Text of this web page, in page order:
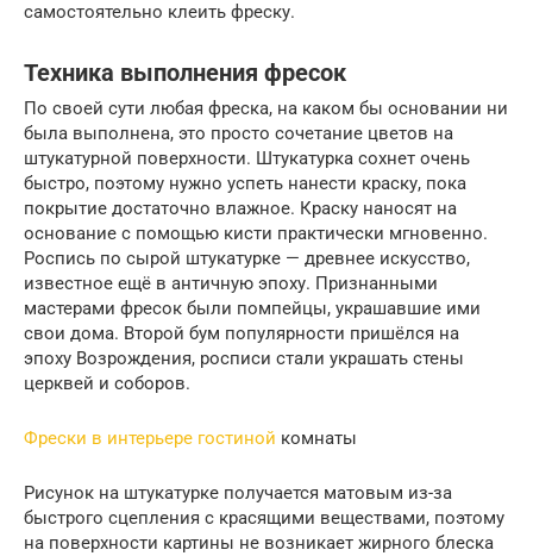
самостоятельно клеить фреску.
Техника выполнения фресок
По своей сути любая фреска, на каком бы основании ни
была выполнена, это просто сочетание цветов на
штукатурной поверхности. Штукатурка сохнет очень
быстро, поэтому нужно успеть нанести краску, пока
покрытие достаточно влажное. Краску наносят на
основание с помощью кисти практически мгновенно.
Роспись по сырой штукатурке — древнее искусство,
известное ещё в античную эпоху. Признанными
мастерами фресок были помпейцы, украшавшие ими
свои дома. Второй бум популярности пришёлся на
эпоху Возрождения, росписи стали украшать стены
церквей и соборов.
Фрески в интерьере гостиной комнаты
Рисунок на штукатурке получается матовым из-за
быстрого сцепления с красящими веществами, поэтому
на поверхности картины не возникает жирного блеска